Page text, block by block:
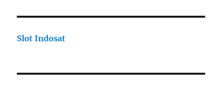
Slot Indosat